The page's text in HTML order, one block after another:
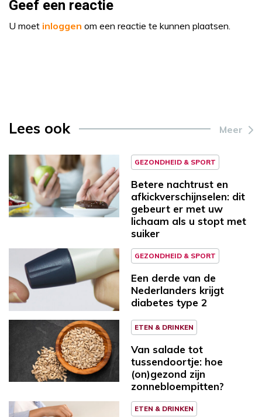
Geef een reactie
U moet inloggen om een reactie te kunnen plaatsen.
Lees ook Meer
GEZONDHEID & SPORT
Betere nachtrust en
afkickverschijnselen: dit
gebeurt er met uw
lichaam als u stopt met
suiker
GEZONDHEID & SPORT
Een derde van de
Nederlanders krijgt
diabetes type 2
ETEN & DRINKEN
Van salade tot
tussendoortje: hoe
(on)gezond zijn
zonnebloempitten?
ETEN & DRINKEN